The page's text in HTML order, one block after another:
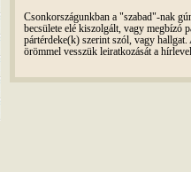
Csonkországunkban a "szabad"-nak
becsülete elé kiszolgált, vagy megbízó
pártérdeke(k) szerint szól, vagy
örömmel vesszük leiratkozását a